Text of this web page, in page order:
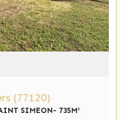
(77120)
SIMEON- 735M²